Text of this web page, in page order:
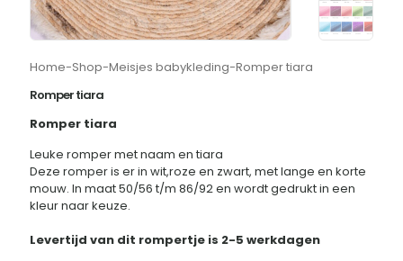
Home-Shop-Meisjes babykleding-Romper tiara
Romper tiara
Romper tiara
Leuke romper met naam en tiara
Deze romper is er in wit,roze en zwart, met lange en korte
mouw. In maat 50/56 t/m 86/92 en wordt gedrukt in een
kleur naar keuze.
Levertijd van dit rompertje is 2-5 werkdagen